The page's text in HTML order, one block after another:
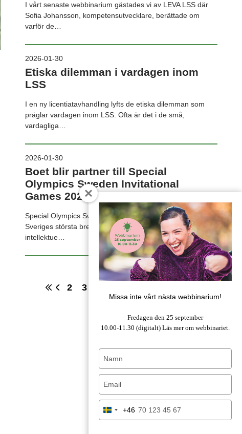
Missa inte vårt nästa webbinarium!
Fredagen den 25 september
10.00-11.30 (digitalt) Läs mer om webbinariet.
name
email
Sweden
+46
I vårt senaste webbinarium gästades vi av LEVA LSS där
Sofia Johansson, kompetensutvecklare, berättade om
varför de…
2026-01-30
Etiska dilemman i vardagen inom
LSS
I en ny licentiatavhandling lyfts de etiska dilemman som
präglar vardagen inom LSS. Ofta är det i de små,
vardagliga…
2026-01-30
Boet blir partner till Special
Olympics Sweden Invitational
Games 2026
Special Olympics Sweden Invitational Games 2026,
Sveriges största breddidrottsevenemang för personer med
intellektue…
2 3